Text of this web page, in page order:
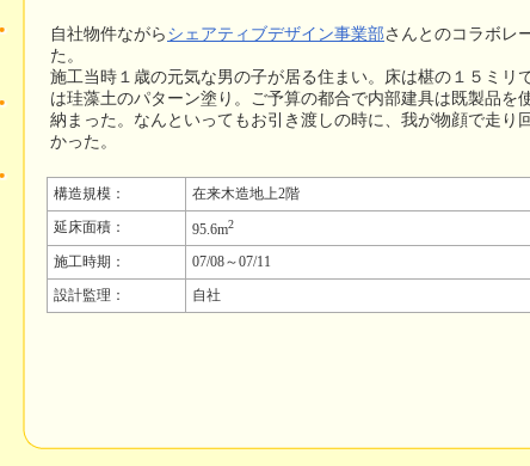
自社物件ながら シェアティブデザイン事業部さんとのコラボレ
た。
施工当時１歳の元気な男の子が居る住まい。床は椹の１５ミリ
は珪藻土のパターン塗り。ご予算の都合で内部建具は既製品を
納まった。なんといってもお引き渡しの時に、我が物顔で走り
かった。
構造規模：
在来木造地上2階
延床面積：
95.6m2
施工時期：
07/08～07/11
設計監理：
自社